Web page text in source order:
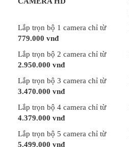
Lắp trọn bộ 1 camera chỉ từ
779.000 vnđ
Lắp trọn bộ 2 camera chỉ từ
2.950.000 vnđ
Lắp trọn bộ 3 camera chỉ từ
3.470.000 vnđ
Lắp trọn bộ 4 camera chỉ từ
4.379.000 vnđ
Lắp trọn bộ 5 camera chỉ từ
5.499.000 vnđ